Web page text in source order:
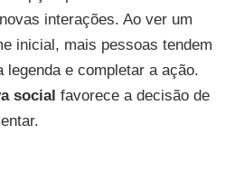
interações. Ao ver um
inicial, mais pessoas tendem
e completar a ação.
social favorece a decisão de